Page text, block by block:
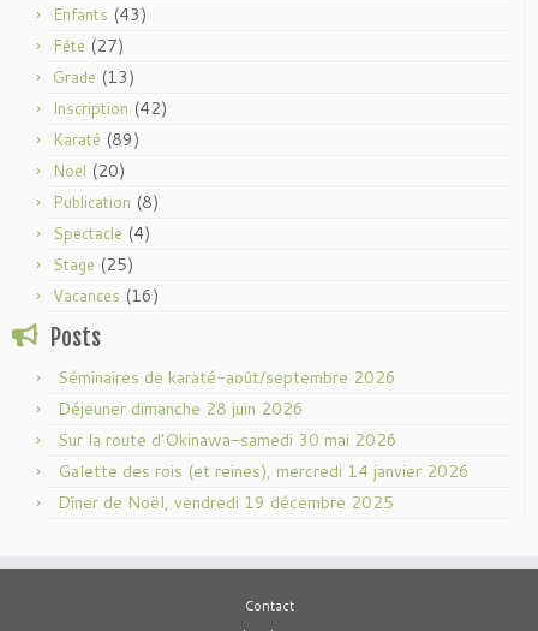
Enfants (43)
Fête (27)
Grade (13)
Inscription (42)
Karaté (89)
Noel (20)
Publication (8)
Spectacle (4)
Stage (25)
Vacances (16)
Posts
Séminaires de karaté-août/septembre 2026
Déjeuner dimanche 28 juin 2026
Sur la route d’Okinawa-samedi 30 mai 2026
Galette des rois (et reines), mercredi 14 janvier 2026
Dîner de Noël, vendredi 19 décembre 2025
Contact